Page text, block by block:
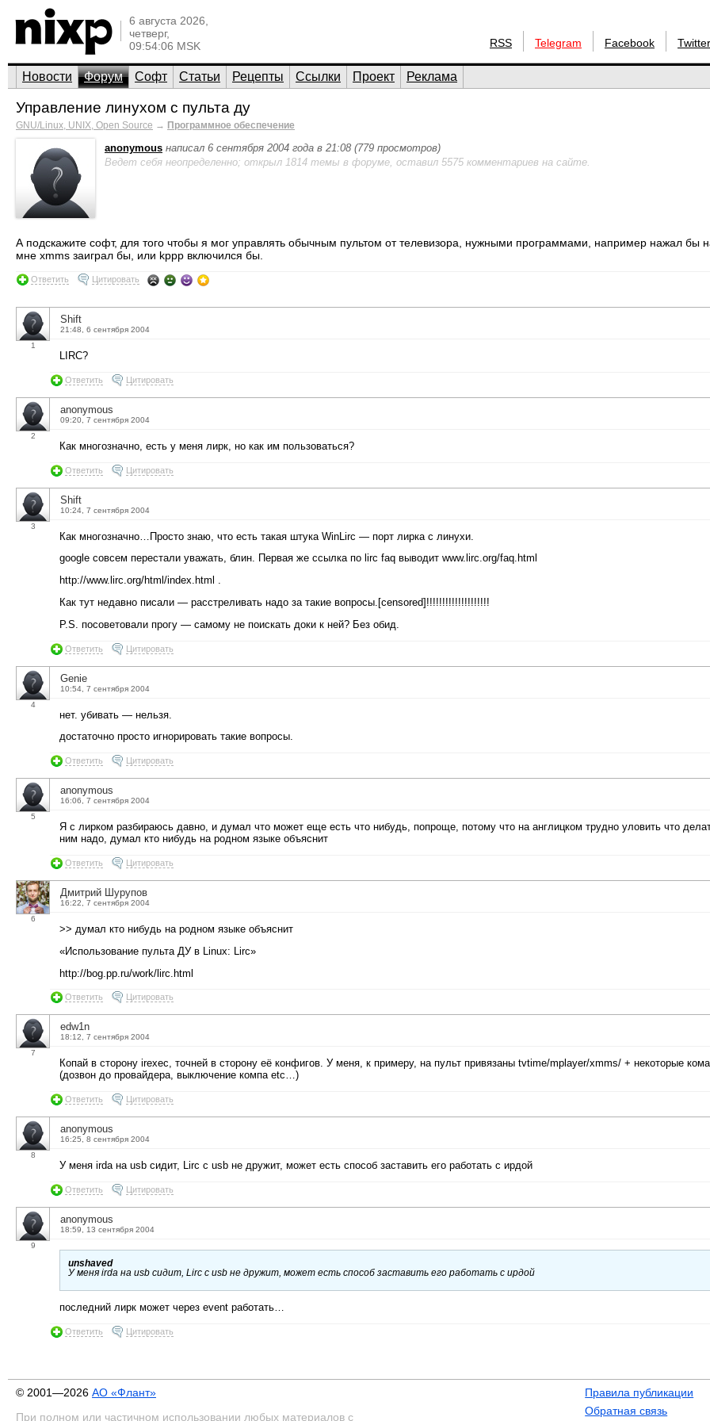
6 августа 2026,
четверг,
09:54:06 MSK
RSS Telegram Facebook Twitter
Новости Форум Софт Статьи Рецепты Ссылки Проект Реклама
Управление линухом с пульта ду
GNU/Linux, UNIX, Open Source → Программное обеспечение
anonymous написал 6 сентября 2004 года в 21:08 (779 просмотров)
Ведет себя неопределенно; открыл 1814 темы в форуме, оставил 5575 комментариев на сайте.
А подскажите софт, для того чтобы я мог управлять обычным пультом от телевизора, нужными программами, например нажал бы
мне xmms заиграл бы, или kppp включился бы.
Ответить Цитировать
1
Shift
21:48, 6 сентября 2004
LIRC?
Ответить Цитировать
2
anonymous
09:20, 7 сентября 2004
Как многозначно, есть у меня лирк, но как им пользоваться?
Ответить Цитировать
3
Shift
10:24, 7 сентября 2004
Как многозначно…Просто знаю, что есть такая штука WinLirc — порт лирка с линухи.
google совсем перестали уважать, блин. Первая же ссылка по lirc faq выводит www.lirc.org/faq.html
http://www.lirc.org/html/index.html .
Как тут недавно писали — расстреливать надо за такие вопросы.[censored]!!!!!!!!!!!!!!!!!!!!
P.S. посоветовали прогу — самому не поискать доки к ней? Без обид.
Ответить Цитировать
4
Genie
10:54, 7 сентября 2004
нет. убивать — нельзя.
достаточно просто игнорировать такие вопросы.
Ответить Цитировать
5
anonymous
16:06, 7 сентября 2004
Я с лирком разбираюсь давно, и думал что может еще есть что нибудь, попроще, потому что на англицком трудно уловить что
ним надо, думал кто нибудь на родном языке объяснит
Ответить Цитировать
6
Дмитрий Шурупов
16:22, 7 сентября 2004
>> думал кто нибудь на родном языке объяснит
«Использование пульта ДУ в Linux: Lirc»
http://bog.pp.ru/work/lirc.html
Ответить Цитировать
7
edw1n
18:12, 7 сентября 2004
Копай в сторону irexec, точней в сторону её конфигов. У меня, к примеру, на пульт привязаны tvtime/mplayer/xmms/ + некоторые
(дозвон до провайдера, выключение компа etc…)
Ответить Цитировать
8
anonymous
16:25, 8 сентября 2004
У меня irda на usb сидит, Lirc с usb не дружит, может есть способ заставить его работать с ирдой
Ответить Цитировать
9
anonymous
18:59, 13 сентября 2004
unshaved
У меня irda на usb сидит, Lirc с usb не дружит, может есть способ заставить его работать с ирдой
последний лирк может через event работать…
Ответить Цитировать
© 2001—2026 АО «Флант»
При полном или частичном использовании любых материалов с
Правила публикации
Обратная связь